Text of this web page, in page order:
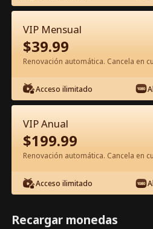
Episodio 35 -
Película Completa
1-50 51-80
35 36
VIP Mensual
$39.99
Renovación automática. Cancela en
Acceso ilimitado
VIP Anual
$199.99
Renovación automática. Cancela en
Acceso ilimitado
Recargar monedas